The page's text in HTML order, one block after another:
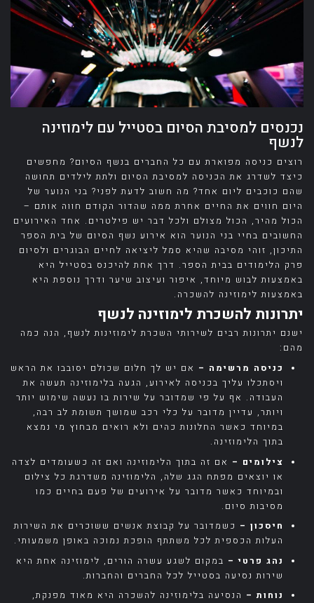
נכנסים למסיבת הסיום בסטייל עם לימוזינה
לנשף
רוצים כניסה מפוארת עם כל החברים בנשף הסיום? מחפשים
כיצד לשדרג את הכניסה למסיבת הסיום ולתת לילדים תחושה
שהם כוכבים ליום אחד? מה חשוב לדעת לפני? בני הנוער של
היום חווים את החיים אחרת ממה שהדור הקודם חווה אותם –
הכול מהיר, הכול מצולם ולכל דבר יש פילטרים. אחד האירועים
החשובים בחיי בני הנוער הוא אירוע נשף הסיום של בית הספר
התיכון, זוהי מסיבה שהיא סמל ליציאה לחיים הבוגרים ולסיום
פרק הלימודים בבית הספר. דרך אחת להיכנס בסטייל היא
באמצעות לבוש מיוחד, איפור ועיצוב שיער ודרך נוספת היא
באמצעות לימוזינה להשכרה.
יתרונות להשכרת לימוזינה לנשף
ישנם יתרונות רבים לשירותי השכרת לימוזינות לנשף, הנה כמה
מהם:
כניסה מרשימה – אם יש לך חלום שכולם יסובבו את הראש
ויסתכלו עליך בכניסה לאירוע, הגעה בלימוזינה תעשה את
העבודה. אף על פי שמדובר על שירות בו נעשה שימוש יותר
ויותר, עדיין מדובר על כלי רכב שמושך תשומת לב רבה,
במיוחד כאשר החלונות כהים ולא רואים מבחוץ מי נמצא
בתוך הלימוזינה.
צילומים – אם זה בתוך הלימוזינה ואם זה כשעומדים לצדה
או יוצאים מפתח הגג שלה, הלימוזינה משדרגת כל צילום
ובמיוחד כאשר מדובר על אירועים של פעם בחיים כמו
מסיבות סיום.
חיסכון – כשמדובר על קבוצת אנשים ששוכרים את השירות
העלות הכספית לכל משתתף הופכת נמוכה באופן משמעותי.
נהג פרטי – במקום לשגע עשרה הורים, לימוזינה אחת היא
שירות נסיעה בסטייל לכל החברים והחברות.
נוחות – הנסיעה בלימוזינה להשכרה היא מאוד מפנקת,